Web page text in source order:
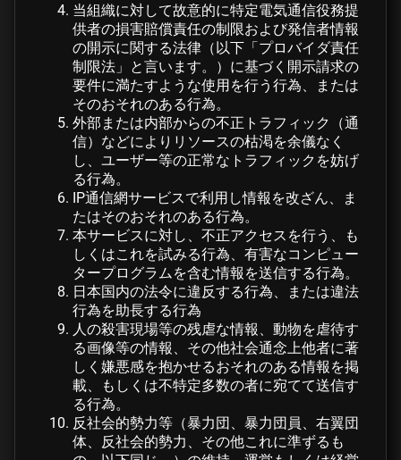
当組織に対して故意的に特定電気通信役務提
供者の損害賠償責任の制限および発信者情報
の開示に関する法律（以下「プロバイダ責任
制限法」と言います。）に基づく開示請求の
要件に満たすような使用を行う行為、または
そのおそれのある行為。
外部または内部からの不正トラフィック（通
信）などによりリソースの枯渇を余儀なく
し、ユーザー等の正常なトラフィックを妨げ
る行為。
IP通信網サービスで利用し情報を改ざん、ま
たはそのおそれのある行為。
本サービスに対し、不正アクセスを行う、も
しくはこれを試みる行為、有害なコンピュー
タープログラムを含む情報を送信する行為。
日本国内の法令に違反する行為、または違法
行為を助長する行為
人の殺害現場等の残虐な情報、動物を虐待す
る画像等の情報、その他社会通念上他者に著
しく嫌悪感を抱かせるおそれのある情報を掲
載、もしくは不特定多数の者に宛てて送信す
る行為。
反社会的勢力等（暴力団、暴力団員、右翼団
体、反社会的勢力、その他これに準ずるも